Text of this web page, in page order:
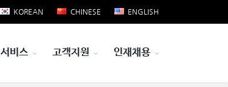
KOREAN CHINESE ENGLISH
서비스 고객지원 인재채용